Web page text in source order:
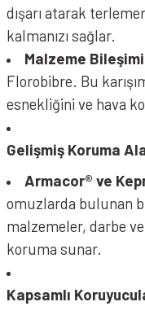
dışarı atarak
kalmanızı sağlar.
Malzeme
Florobibre. Bu
esnekliğini ve hava
Gelişmiş Koruma
Armacor® ve
omuzlarda bulunan
malzemeler, darbe
koruma sunar.
Kapsamlı